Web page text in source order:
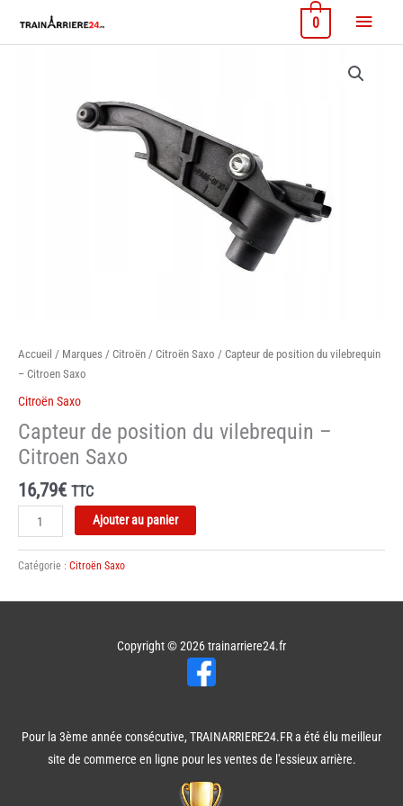
contenu
Menu
0
Accueil / Marques / Citroën / Citroën Saxo / Capteur de position du vilebrequin
– Citroen Saxo
Citroën Saxo
Capteur de position du vilebrequin –
Citroen Saxo
16,79€ TTC
quantité
de
Capteur
de
Ajouter au panier
Catégorie : Citroën Saxo
Copyright © 2026trainarriere24.fr
Pour la 3ème année consécutive, TRAINARRIERE24.FR a été élu meilleur
site de commerce en ligne pour les ventes de l'essieux arrière.